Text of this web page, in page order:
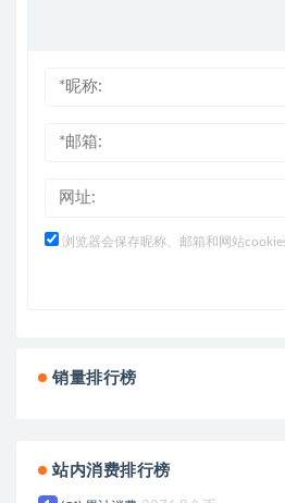
浏览器会保存昵称、邮箱和网站
销量排行榜
站内消费排行榜